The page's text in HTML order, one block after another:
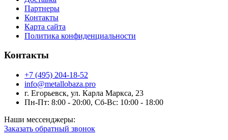
Партнеры
Контакты
Карта сайта
Политика конфиденциальности
Контакты
+7 (495) 204-18-52
info@metallobaza.pro
г. Егорьевск, ул. Карла Маркса, 23
Пн-Пт: 8:00 - 20:00, Сб-Вс: 10:00 - 18:00
Наши мессенджеры:
Заказать обратный звонок